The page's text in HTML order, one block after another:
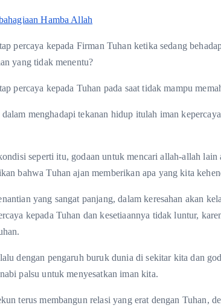
Hamba Allah
percaya kepada Firman Tuhan ketika sedang
yang tidak menentu?
percaya kepada Tuhan pada saat tidak mampu
dalam menghadapi tekanan hidup itulah iman
seperti itu, godaan untuk mencari allah-allah lain
bahwa Tuhan ajan memberikan apa yang kita
yang sangat panjang, dalam keresahan akan
kepada Tuhan dan kesetiaannya tidak luntur,
dengan pengaruh buruk dunia di sekitar kita dan
palsu untuk menyesatkan iman kita.
terus membangun relasi yang erat dengan Tuhan,